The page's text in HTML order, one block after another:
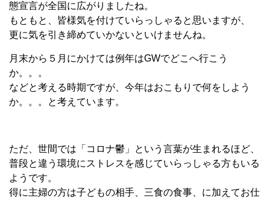
態宣言が全国に広がりましたね。
もともと、皆様気を付けていらっしゃると思いますが、
更に気を引き締めていかないといけませんね。
月末から５月にかけては例年はGWでどこへ行こう
か。。。
などと考える時期ですが、今年はおこもりで何をしよう
か。。。と考えています。
ただ、世間では「コロナ鬱」という言葉が生まれるほど、
普段と違う環境にストレスを感じていらっしゃる方もいる
ようです。
得に主婦の方は子どもの相手、三食の食事、に加えてお仕